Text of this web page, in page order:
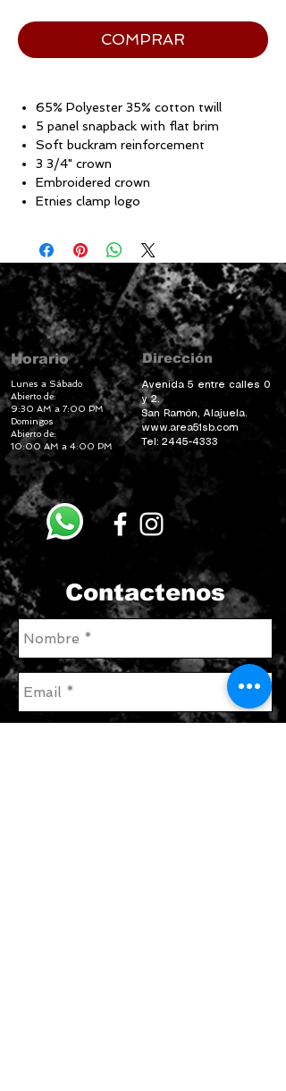
COMPRAR
65% Polyester 35% cotton twill
5 panel snapback with flat brim
Soft buckram reinforcement
3 3/4" crown
Embroidered crown
Etnies clamp logo
Horario
Lunes a Sábado
Abierto de:
9:30 AM a 7:00 PM
Domingos
Abierto de:
10:00 AM a 4:00 PM
Dirección
Avenida 5 entre calles 0
y 2.
San Ramón, Alajuela.
www.area51sb.com
Tel: 2445-4333
Contactenos